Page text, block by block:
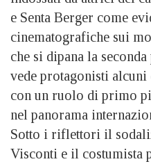
e Senta Berger come
cinematografiche sui
che si dipana la
vede protagonisti alcuni
con un ruolo di primo
nel panorama
Sotto i riflettori il
Visconti e il costumista